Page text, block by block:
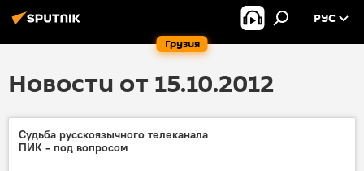
Грузия
РУС
Новости от 15.10.2012
Судьба русскоязычного телеканала
ПИК - под вопросом